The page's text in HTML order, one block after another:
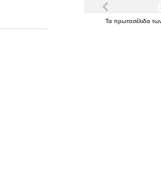
Τα πρωτοσέλιδα